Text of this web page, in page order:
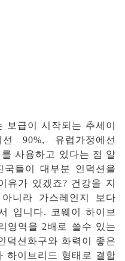
보급이 시작되는 추세이
선 90%, 유럽가정에선
사용하고 있다는 점 알
국들이 대부분 인덕션을
유가 있겠죠? 건강을 지
니라 가스레인지 보다
입니다. 코웨이 하이브
영역을 2배로 쓸수 있는
덕션화구와 화력이 좋은
하이브리드 형태로 결합